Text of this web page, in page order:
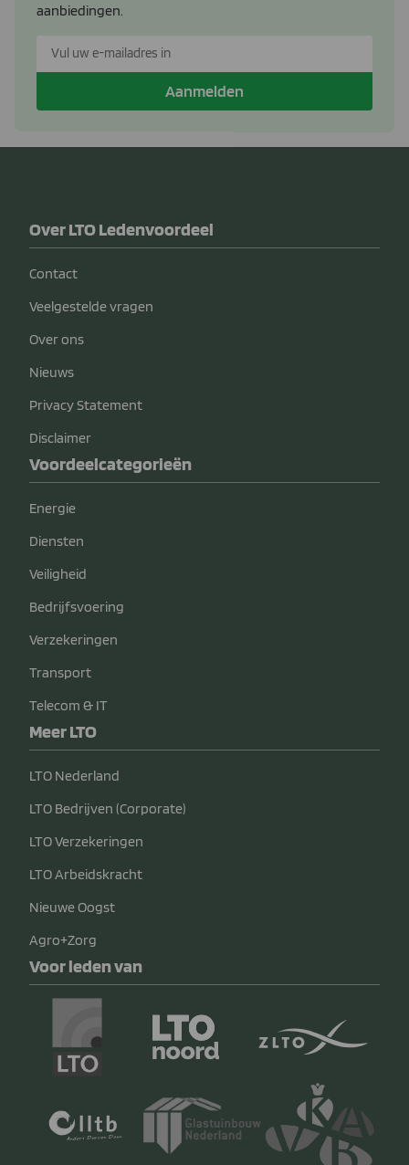
aanbiedingen.
Aanmelden
Over LTO Ledenvoordeel
Contact
Veelgestelde vragen
Over ons
Nieuws
Privacy Statement
Disclaimer
Voordeelcategorieën
Energie
Diensten
Veiligheid
Bedrijfsvoering
Verzekeringen
Transport
Telecom & IT
Meer LTO
LTO Nederland
LTO Bedrijven (Corporate)
LTO Verzekeringen
LTO Arbeidskracht
Nieuwe Oogst
Agro+Zorg
Voor leden van